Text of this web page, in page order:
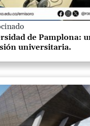
de Pamplona:
universitaria.